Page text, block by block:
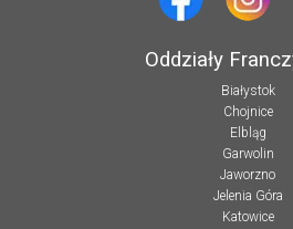
Oddziały
Białystok
Chojnice
Elbląg
Garwolin
Jaworzno
Jelenia Góra
Katowice